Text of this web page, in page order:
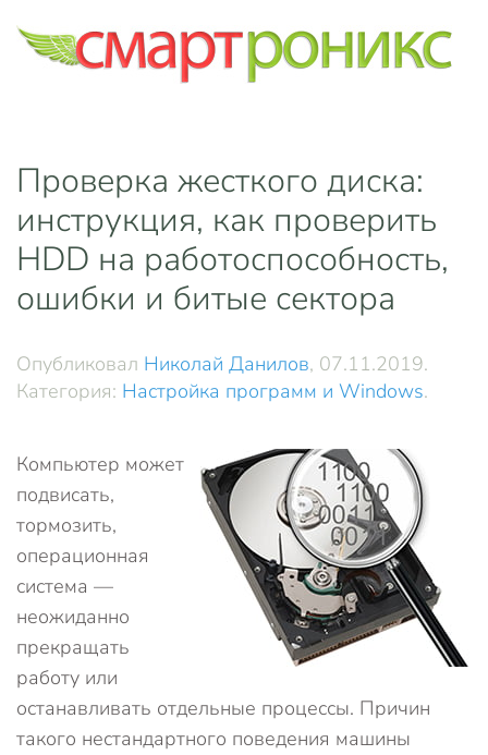
Skip to main content
Проверка жесткого диска:
инструкция, как проверить
HDD на работоспособность,
ошибки и битые сектора
Опубликовал Николай Данилов, 07.11.2019.
Категория: Настройка программ и Windows.
Компьютер может
подвисать,
тормозить,
операционная
система —
неожиданно
прекращать
работу или
останавливать отдельные процессы. Причин
такого нестандартного поведения машины